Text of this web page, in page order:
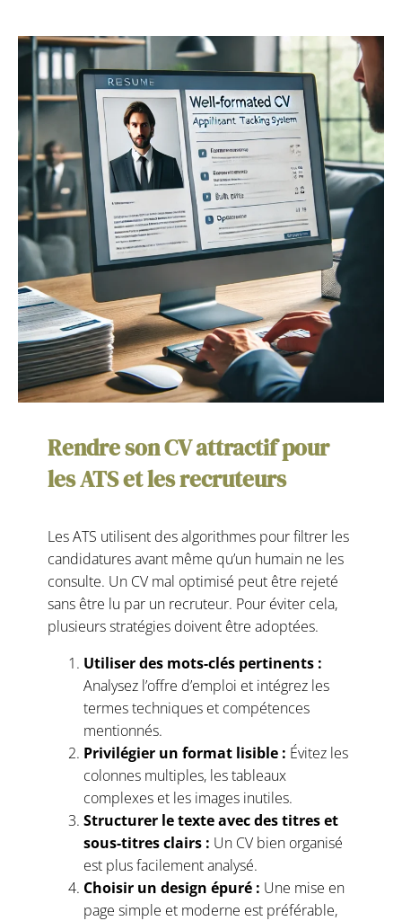
Rendre son CV attractif pour
les ATS et les recruteurs
Les ATS utilisent des algorithmes pour filtrer les
candidatures avant même qu’un humain ne les
consulte. Un CV mal optimisé peut être rejeté
sans être lu par un recruteur. Pour éviter cela,
plusieurs stratégies doivent être adoptées.
Utiliser des mots-clés pertinents :
Analysez l’offre d’emploi et intégrez les
termes techniques et compétences
mentionnés.
Privilégier un format lisible : Évitez les
colonnes multiples, les tableaux
complexes et les images inutiles.
Structurer le texte avec des titres et
sous-titres clairs : Un CV bien organisé
est plus facilement analysé.
Choisir un design épuré : Une mise en
page simple et moderne est préférable,